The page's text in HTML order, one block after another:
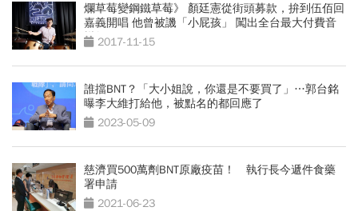
爛草莓變鋼鐵草莓》 顏廷憲從街頭募款，拚到伍佰回
嘉義開唱 他曾被譏「小屁孩」 闖出全台最大付費音
樂祭2017-11-15
誰擋BNT？「大小姐說，你還是不要買了」…郭台銘
曝李大維打給他，被點名的都回應了
2023-05-09
慈濟買500萬劑BNT原廠疫苗！ 執行長今遞件食藥
署申請
2021-06-23